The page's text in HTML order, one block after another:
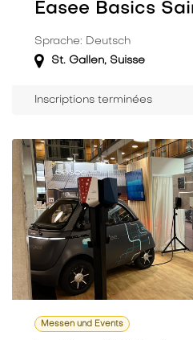
Easee Basics
Sprache: Deutsch
St. Gallen, Suisse
Inscriptions terminées
Messen und Events